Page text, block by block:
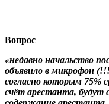
Вопрос
«недавно начальство
объявило в микрофон
согласно которым 75%
счёт арестанта, будут